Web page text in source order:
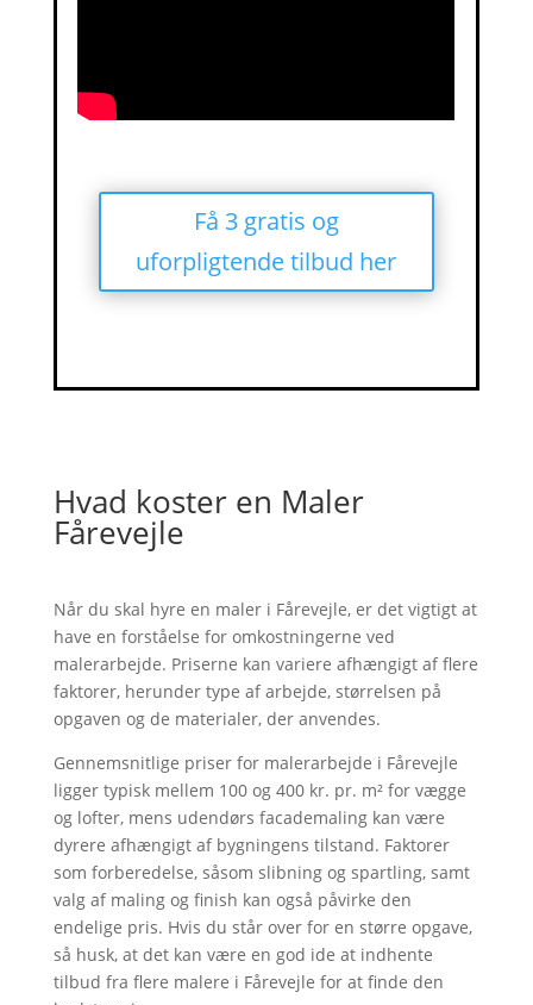
Få 3 gratis og
uforpligtende tilbud her
Hvad koster en Maler
Fårevejle
Når du skal hyre en maler i Fårevejle, er det vigtigt at
have en forståelse for omkostningerne ved
malerarbejde. Priserne kan variere afhængigt af flere
faktorer, herunder type af arbejde, størrelsen på
opgaven og de materialer, der anvendes.
Gennemsnitlige priser for malerarbejde i Fårevejle
ligger typisk mellem 100 og 400 kr. pr. m² for vægge
og lofter, mens udendørs facademaling kan være
dyrere afhængigt af bygningens tilstand. Faktorer
som forberedelse, såsom slibning og spartling, samt
valg af maling og finish kan også påvirke den
endelige pris. Hvis du står over for en større opgave,
så husk, at det kan være en god ide at indhente
tilbud fra flere malere i Fårevejle for at finde den